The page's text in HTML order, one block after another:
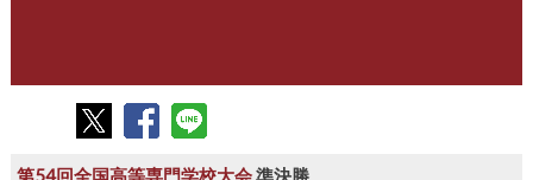
第54回全国高等専門学校大会準決勝